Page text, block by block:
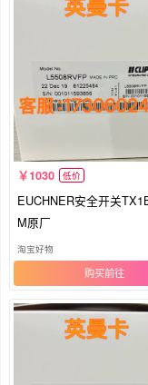
1030 低价
EUCHNER安全开关
M原厂
淘宝好物
购买